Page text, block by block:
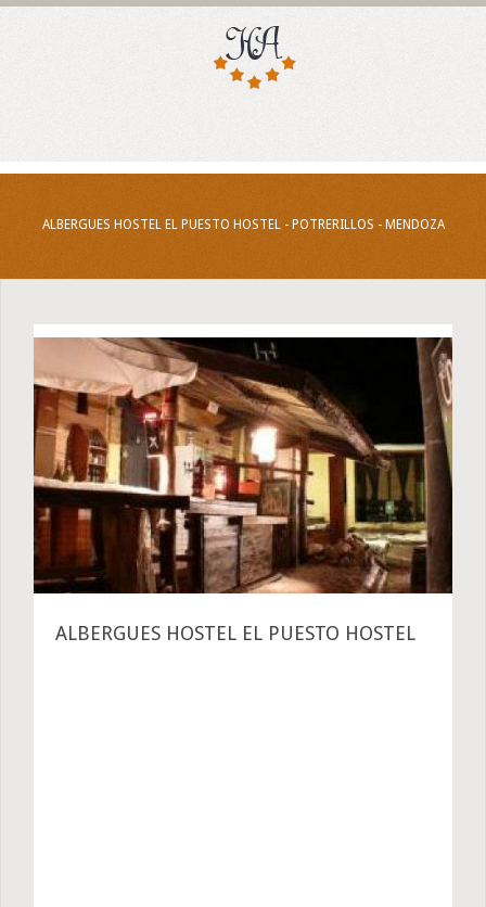
ALBERGUES HOSTEL EL PUESTO HOSTEL - POTRERILLOS - MENDOZA
ALBERGUES HOSTEL EL PUESTO HOSTEL